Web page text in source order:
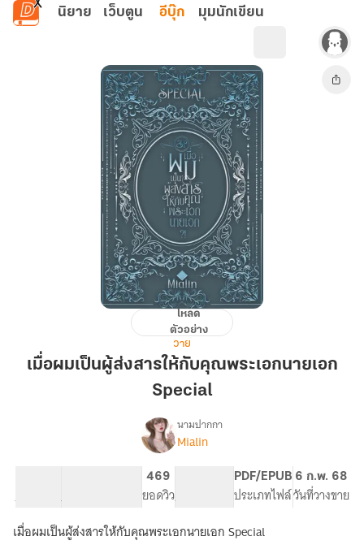
ข้ามไปยังเนื้อหาหลัก
นิยาย เว็บตูน อีบุ๊ก มุมนักเขียน
เป็น
ผู้
พระเอก
เอก
โหลด
ตัวอย่าง
วาย
เมื่อผมเป็นผู้ส่งสารให้กับคุณพระเอกนายเอก
Special
เรื่อง
สาร
นามปากกา
Mialin
จำนวนคำ จำนวนหน้า (A5)
469
ยอดวิวระดับเนื้อหา
PDF/EPUB
ประเภทไฟล์
6 ก.พ. 68
วันที่วางขาย
เมื่อผมเป็นผู้ส่งสารให้กับคุณพระเอกนายเอก Special